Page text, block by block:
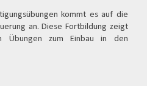
kommt es auf die
an. Diese Fortbildung zeigt
Übungen zum Einbau in den